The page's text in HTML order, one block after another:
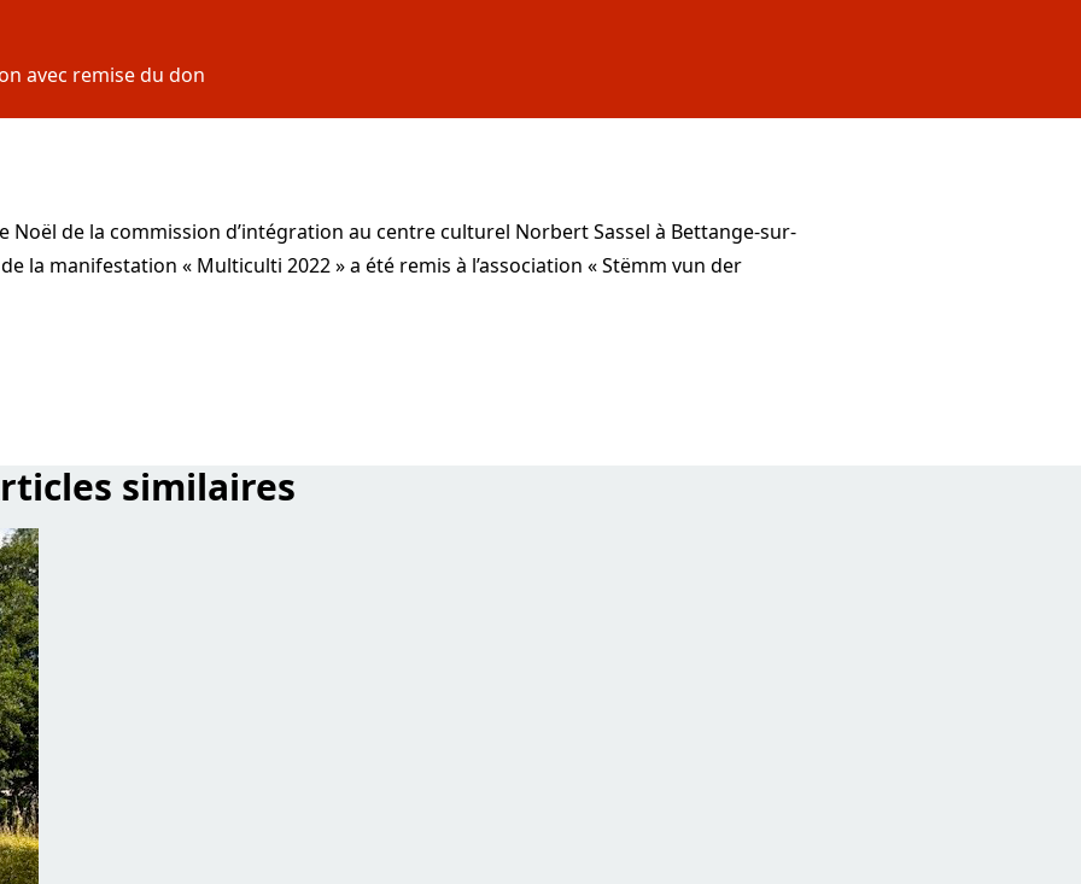
avec remise du don
de la commission d’intégration au centre culturel Norbert Sassel à Bettange-sur-
la manifestation « Multiculti 2022 » a été remis à l’association « Stëmm vun der
similaires